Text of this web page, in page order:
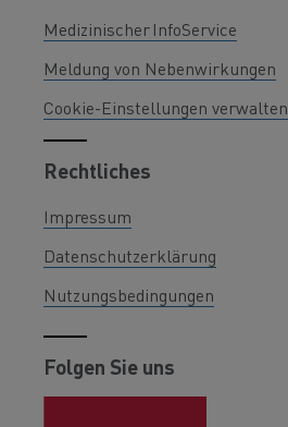
Medizinischer InfoService
Meldung von Nebenwirkungen
Cookie-Einstellungen verwalten
Rechtliches
Impressum
Datenschutzerklärung
Nutzungsbedingungen
Folgen Sie uns